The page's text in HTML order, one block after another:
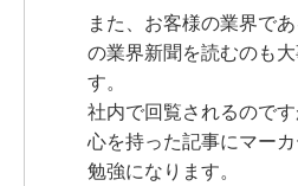
また、お客様の業界で
の業界新聞を読むのも
す。
社内で回覧されるのです
心を持った記事にマー
勉強になります。